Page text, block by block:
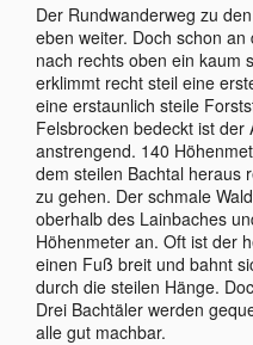
Der Rundwanderweg zu
eben weiter. Doch schon
nach rechts oben ein kaum
erklimmt recht steil eine
eine erstaunlich steile
Felsbrocken bedeckt ist
anstrengend. 140
dem steilen Bachtal heraus
zu gehen. Der schmale
oberhalb des Lainbaches
Höhenmeter an. Oft ist der
einen Fuß breit und bahnt
durch die steilen Hänge.
Drei Bachtäler werden
alle gut machbar.